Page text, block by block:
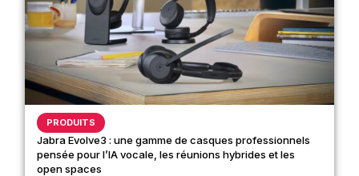
PRODUITS
Jabra Evolve3 : une gamme de casques professionnels
pensée pour l’IA vocale, les réunions hybrides et les
open spaces